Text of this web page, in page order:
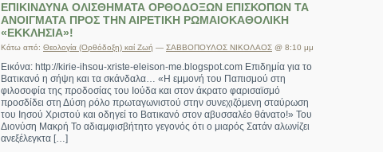
ΕΠΙΚΙΝΔΥΝΑ ΟΛΙΣΘΗΜΑΤΑ ΟΡΘΟΔΟΞΩΝ ΕΠΙΣΚΟΠΩΝ ΤΑ
ΑΝΟΙΓΜΑΤΑ ΠΡΟΣ ΤΗΝ ΑΙΡΕΤΙΚΗ ΡΩΜΑΙΟΚΑΘΟΛΙΚΗ
«ΕΚΚΛΗΣΙΑ»!
Κάτω από: Θεολογία (Ορθόδοξη) καί Ζωή — ΣΑΒΒΟΠΟΥΛΟΣ ΝΙΚΟΛΑΟΣ @ 8:10 μμ
Εικόνα: http://kirie-ihsou-xriste-eleison-me.blogspot.com Επιδημία για το
Βατικανό η σήψη και τα σκάνδαλα… «Η εμμονή του Παπισμού στη
φιλοσοφία της προδοσίας του Ιούδα και στον άκρατο φαρισαϊσμό
προσδίδει στη Δύση ρόλο πρωταγωνιστού στην συνεχιζόμενη σταύρωση
του Ιησού Χριστού και οδηγεί το Βατικανό στον αβυσσαλέο θάνατο!» Του
Διονύση Μακρή Το αδιαμφισβήτητο γεγονός ότι ο μιαρός Σατάν αλωνίζει
ανεξέλεγκτα […]